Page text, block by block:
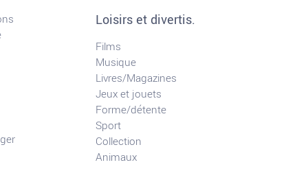
Loisirs et divertis.
Films
Musique
Livres/Magazines
Jeux et jouets
Forme/détente
Sport
Collection
Animaux